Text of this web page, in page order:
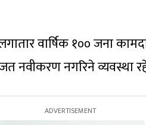
वार्षिक १०० जना
नवीकरण नगरिने व्यवस्था